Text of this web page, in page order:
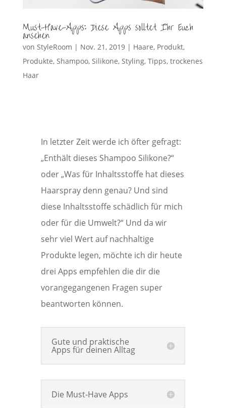
Must-Have-Apps: Diese Apps solltet Ihr Euch
ansehen
von StyleRoom | Nov. 21, 2019| Haare, Produkt,
Produkte, Shampoo, Silikone, Styling, Tipps, trockenes
Haar
In letzter Zeit werde ich öfter gefragt:
„Enthält dieses Shampoo Silikone?“
oder „Was für Inhaltsstoffe hat dieses
Haarspray denn genau? Und sind
diese Inhaltsstoffe schädlich für mich
oder für die Umwelt?“ Und da wir
sehr viel Wert auf nachhaltige
Produkte legen, möchte ich dir heute
drei Apps empfehlen die dir die
vorangegangenen Fragen super
beantworten können.
Gute und praktische
Apps für deinen Alltag
Die Must-Have Apps